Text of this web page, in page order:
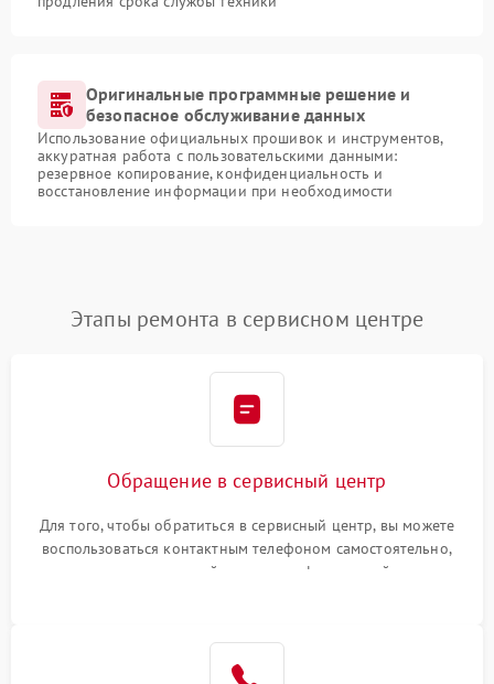
Оригинальные программные решение и
безопасное обслуживание данных
Использование официальных прошивок и инструментов,
аккуратная работа с пользовательскими данными:
резервное копирование, конфиденциальность и
восстановление информации при необходимости
Этапы ремонта в сервисном центре
Обращение в сервисный центр
Для того, чтобы обратиться в сервисный центр, вы можете
воспользоваться контактным телефоном самостоятельно,
или оставить свой номер телефона на сайте